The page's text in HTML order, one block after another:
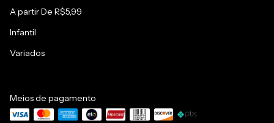
A partir De R$5,99
Infantil
Variados
Meios de pagamento